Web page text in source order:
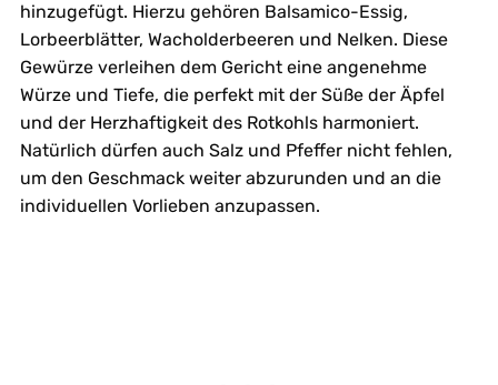
hinzugefügt. Hierzu gehören Balsamico-Essig,
Lorbeerblätter, Wacholderbeeren und Nelken. Diese
Gewürze verleihen dem Gericht eine angenehme
Würze und Tiefe, die perfekt mit der Süße der Äpfel
und der Herzhaftigkeit des Rotkohls harmoniert.
Natürlich dürfen auch Salz und Pfeffer nicht fehlen,
um den Geschmack weiter abzurunden und an die
individuellen Vorlieben anzupassen.